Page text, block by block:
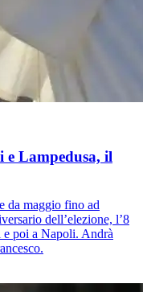
e Lampedusa, il
da maggio fino ad
dell’elezione, l’8
poi a Napoli. Andrà